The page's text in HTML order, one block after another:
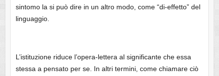
sintomo la si può dire in un altro modo, come “di-effetto” del
linguaggio.
L’istituzione riduce l’opera-lettera al significante che essa
stessa a pensato per se. In altri termini, come chiamare ciò